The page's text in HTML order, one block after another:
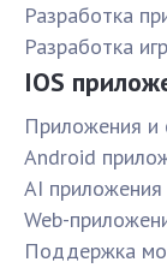
Разработка
Разработка игр
IOS
Приложения и
Android
AI приложения
Web-
Поддержка